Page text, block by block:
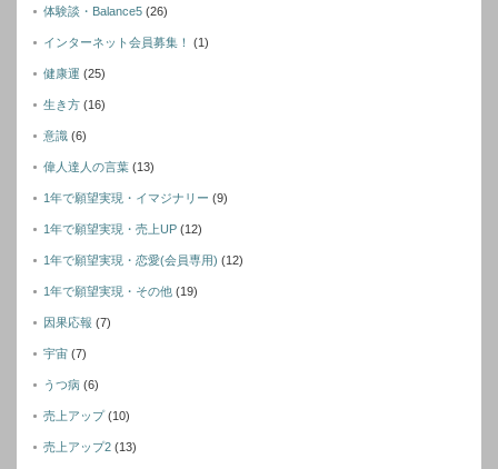
体験談・Balance5 (26)
インターネット会員募集！ (1)
健康運 (25)
生き方 (16)
意識 (6)
偉人達人の言葉 (13)
1年で願望実現・イマジナリー (9)
1年で願望実現・売上UP (12)
1年で願望実現・恋愛(会員専用) (12)
1年で願望実現・その他 (19)
因果応報 (7)
宇宙 (7)
うつ病 (6)
売上アップ(10)
売上アップ2 (13)